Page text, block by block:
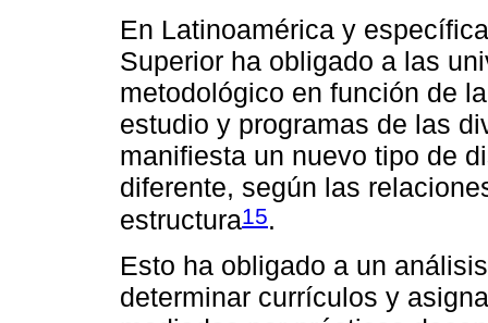
En Latinoamérica y
Superior ha obligado a las
metodológico en función de
estudio y programas de las
manifiesta un nuevo tipo de
diferente, según las
estructura15.
Esto ha obligado a un
determinar currículos y